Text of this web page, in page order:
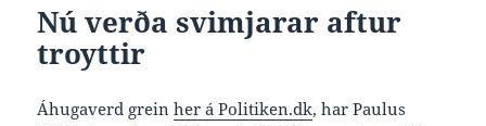
Nú verða svimjarar aftur
troyttir
Áhugaverd greinher á Politiken.dk, har Paulus